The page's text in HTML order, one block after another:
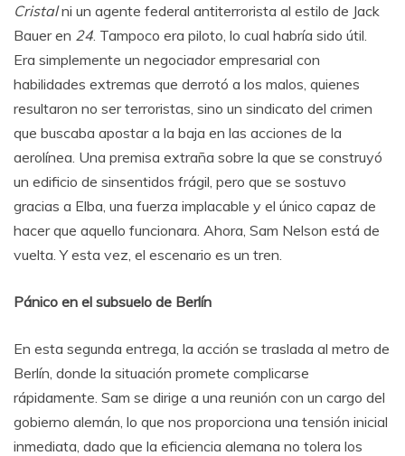
Cristalni un agente federal antiterrorista al estilo de Jack
Bauer en 24 . Tampoco era piloto, lo cual habría sido útil.
Era simplemente un negociador empresarial con
habilidades extremas que derrotó a los malos, quienes
resultaron no ser terroristas, sino un sindicato del crimen
que buscaba apostar a la baja en las acciones de la
aerolínea. Una premisa extraña sobre la que se construyó
un edificio de sinsentidos frágil, pero que se sostuvo
gracias a Elba, una fuerza implacable y el único capaz de
hacer que aquello funcionara. Ahora, Sam Nelson está de
vuelta. Y esta vez, el escenario es un tren.
Pánico en el subsuelo de Berlín
En esta segunda entrega, la acción se traslada al metro de
Berlín, donde la situación promete complicarse
rápidamente. Sam se dirige a una reunión con un cargo del
gobierno alemán, lo que nos proporciona una tensión inicial
inmediata, dado que la eficiencia alemana no tolera los